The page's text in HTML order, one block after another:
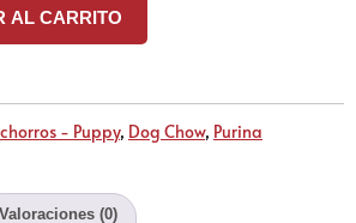
AL CARRITO
- Puppy, Dog Chow, Purina
Valoraciones (0)